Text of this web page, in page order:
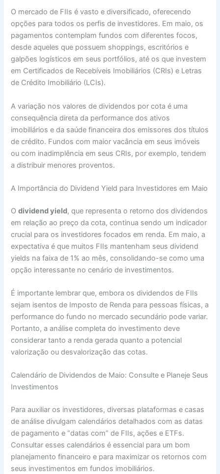
O mercado de FIIs é vasto e diversificado, oferecendo
opções para todos os perfis de investidores. Em maio, os
pagamentos contemplam fundos com diferentes focos,
desde aqueles que possuem shoppings, escritórios e
galpões logísticos em seus portfólios, até os que investem
em Certificados de Recebíveis Imobiliários (CRIs) e Letras
de Crédito Imobiliário (LCIs).
A variação nos valores de dividendos por cota é uma
consequência direta da performance dos ativos
imobiliários e da saúde financeira dos emissores dos títulos
de crédito. Fundos com maior vacância em seus imóveis
ou com inadimplência em seus CRIs, por exemplo, tendem
a distribuir menores proventos.
A Importância do Dividend Yield para Investidores em Maio
Odividend yield, que representa o retorno dos dividendos
em relação ao preço da cota, continua sendo um indicador
crucial para os investidores focados em renda. Em maio, a
expectativa é que muitos FIIs mantenham seus dividend
yields na faixa de 1% ao mês, consolidando-se como uma
opção interessante no cenário de investimentos.
É importante lembrar que, embora os dividendos de FIIs
sejam isentos de Imposto de Renda para pessoas físicas, a
performance do fundo no mercado secundário pode variar.
Portanto, a análise completa do investimento deve
considerar tanto a renda gerada quanto a potencial
valorização ou desvalorização das cotas.
Calendário de Dividendos de Maio: Consulte e Planeje Seus
Investimentos
Para auxiliar os investidores, diversas plataformas e casas
de análise divulgam calendários detalhados com as datas
de pagamento e “datas com” de FIIs, ações e ETFs.
Consultar esses calendários é essencial para um bom
planejamento financeiro e para maximizar os retornos com
seus investimentos em fundos imobiliários.